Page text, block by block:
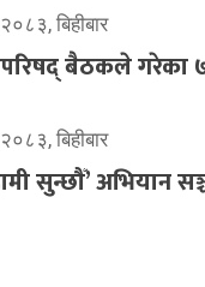
बिहीबार
बैठकले गरेका
बिहीबार
सुन्छौँ’ अभियान